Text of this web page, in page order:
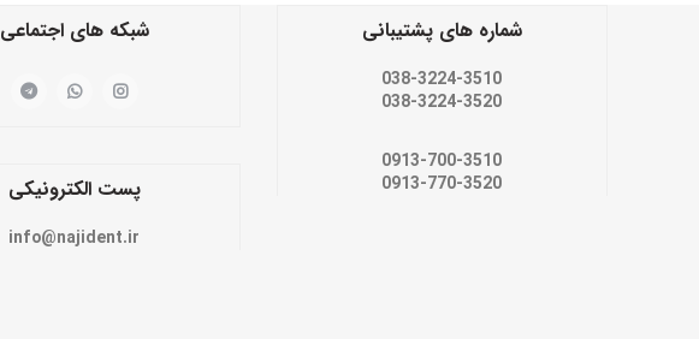
شماره های پشتیبانی
038-3224-3510
038-3224-3520
0913-700-3510
0913-770-3520
شبکه های اجتماعی
پست الکترونیکی
info@najident.ir